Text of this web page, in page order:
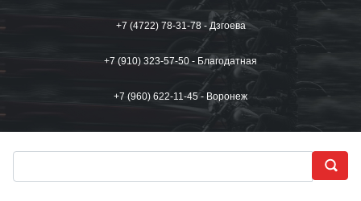
+7 (4722) 78-31-78 - Дзгоева
+7 (910) 323-57-50 - Благодатная
+7 (960) 622-11-45 - Воронеж